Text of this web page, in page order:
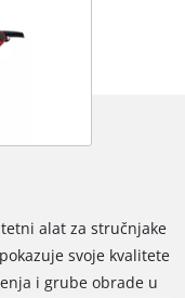
alat za stručnjake
svoje kvalitete
i grube obrade u